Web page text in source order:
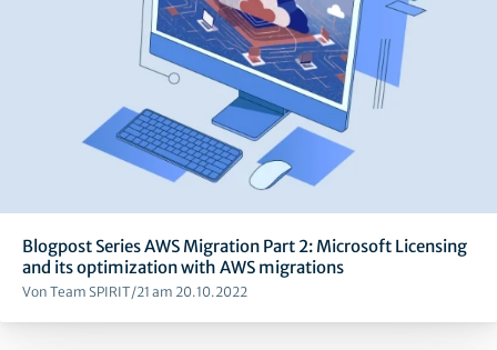
Blogpost Series AWS Migration Part 2: Microsoft Licensing
and its optimization with AWS migrations
Von Team SPIRIT/21 am 20.10.2022